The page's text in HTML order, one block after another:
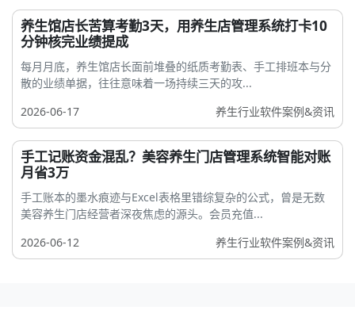
养生馆店长苦算考勤3天，用养生店管理系统打卡10
分钟核完业绩提成
每月月底，养生馆店长面前堆叠的纸质考勤表、手工排班本与分
散的业绩单据，往往意味着一场持续三天的攻...
2026-06-17
养生行业软件案例&资讯
手工记账资金混乱？美容养生门店管理系统智能对账
月省3万
手工账本的墨水痕迹与Excel表格里错综复杂的公式，曾是无数
美容养生门店经营者深夜焦虑的源头。会员充值...
2026-06-12
养生行业软件案例&资讯